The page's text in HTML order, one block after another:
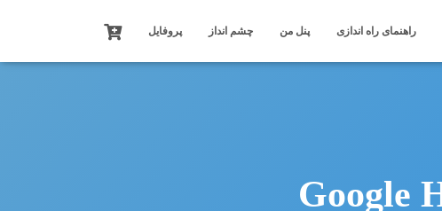
راهنمای راه اندازی پنل من چشم انداز پروفایل